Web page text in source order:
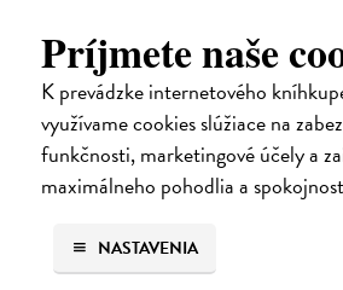
Príjmete naše
K prevádzke internetového
využívame cookies slúžiace na
funkčnosti, marketingové účely a
maximálneho pohodlia a
NASTAVENIA
Perryová Philippa| Elektronická kniha
Mimoriadne zábavná detektívka od
terapeutky a autorky kníh Toto mali čítať naši
prečítať všetci, ktorých máte radi. Keď sa
nájde…
Na stiahnutie akoEPUB ,MOBIa